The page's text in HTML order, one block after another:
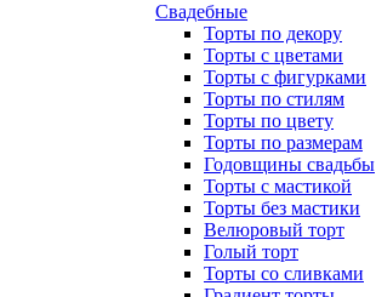
Свадебные
Торты по декору
Торты с цветами
Торты с фигурками
Торты по стилям
Торты по цвету
Торты по размерам
Годовщины свадьбы
Торты с мастикой
Торты без мастики
Велюровый торт
Голый торт
Торты со сливками